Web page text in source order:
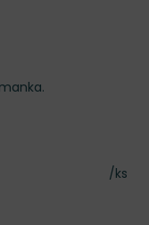
Cena
/ks